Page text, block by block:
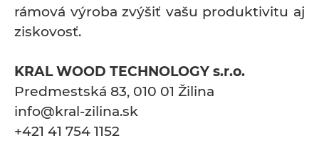
rámová výroba zvýšiť vašu produktivitu aj
ziskovosť.
KRAL WOOD TECHNOLOGY s.r.o.
Predmestská 83, 010 01 Žilina
info@kral-zilina.sk
+421 41 754 1152